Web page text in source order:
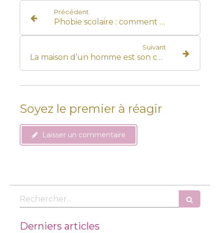
Précédent
Phobie scolaire : comment l'hypnose peut aider mon enfant à retrouver le chemin de l'école ?
Suivant
La maison d’un homme est son château
Soyez le premier à réagir
Laisser un commentaire
Rechercher
Derniers articles